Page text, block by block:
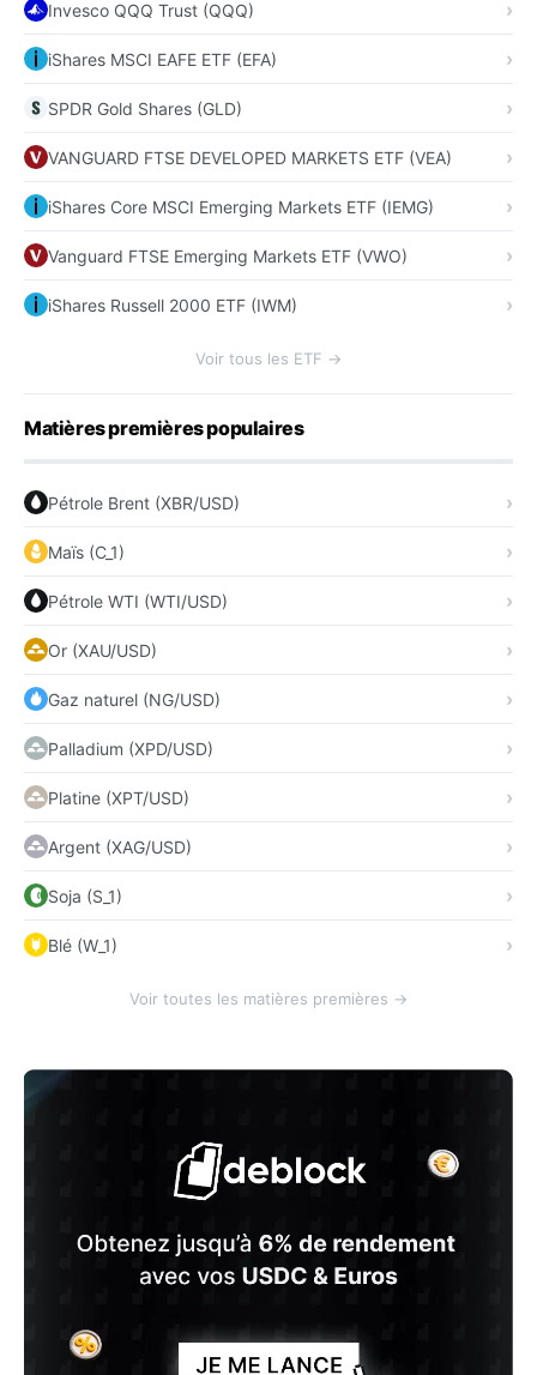
Invesco QQQ Trust (QQQ)
iShares MSCI EAFE ETF (EFA)
SPDR Gold Shares (GLD)
VANGUARD FTSE DEVELOPED MARKETS ETF (VEA)
iShares Core MSCI Emerging Markets ETF (IEMG)
Vanguard FTSE Emerging Markets ETF (VWO)
iShares Russell 2000 ETF (IWM)
Voir tous les ETF →
Matières premières populaires
Pétrole Brent (XBR/USD)
Maïs (C_1)
Pétrole WTI (WTI/USD)
Or (XAU/USD)
Gaz naturel (NG/USD)
Palladium (XPD/USD)
Platine (XPT/USD)
Argent (XAG/USD)
Soja (S_1)
Blé (W_1)
Voir toutes les matières premières →